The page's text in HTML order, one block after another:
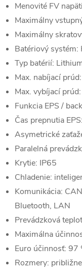
Menovité FV
Maximálny
Maximálny
Batériový
Typ batérií:
Max. nabíjací
Max. vybíjací
Funkcia EPS /
Čas prepnutia
Asymetrické
Paralelná
Krytie: IP65
Chladenie:
Komunikácia:
Bluetooth, LAN
Prevádzková
Maximálna
Euro účinnosť: 97
Rozmery: